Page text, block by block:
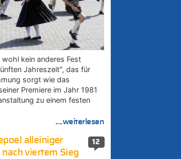
wohl kein anderes Fest
Jahreszeit", das für
sorgt wie das
Premiere im Jahr 1981
zu einem festen
....weiterlesen
12
alleiniger
nach viertem Sieg